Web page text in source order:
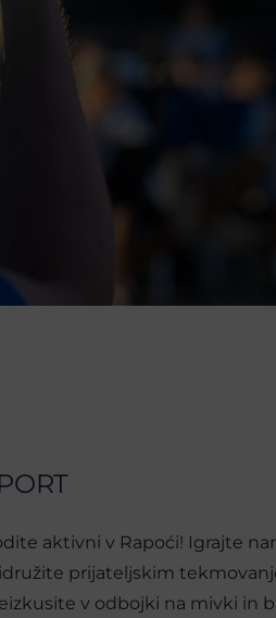
aktivni v Rapoći! Igrajte
prijateljskim
v odbojki na mivki in